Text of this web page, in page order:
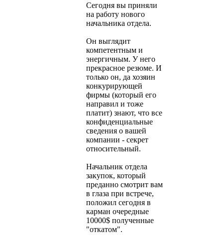
Сегодня вы приняли
на работу нового
начальника отдела.
Он выглядит
компетентным и
энергичным. У него
прекрасное резюме. И
только он, да хозяин
конкурирующей
фирмы (который его
направил и тоже
платит) знают, что все
конфиденциальные
сведения о вашей
компании - секрет
относительный.
Начальник отдела
закупок, который
преданно смотрит вам
в глаза при встрече,
положил сегодня в
карман очередные
10000$ полученные
"откатом".